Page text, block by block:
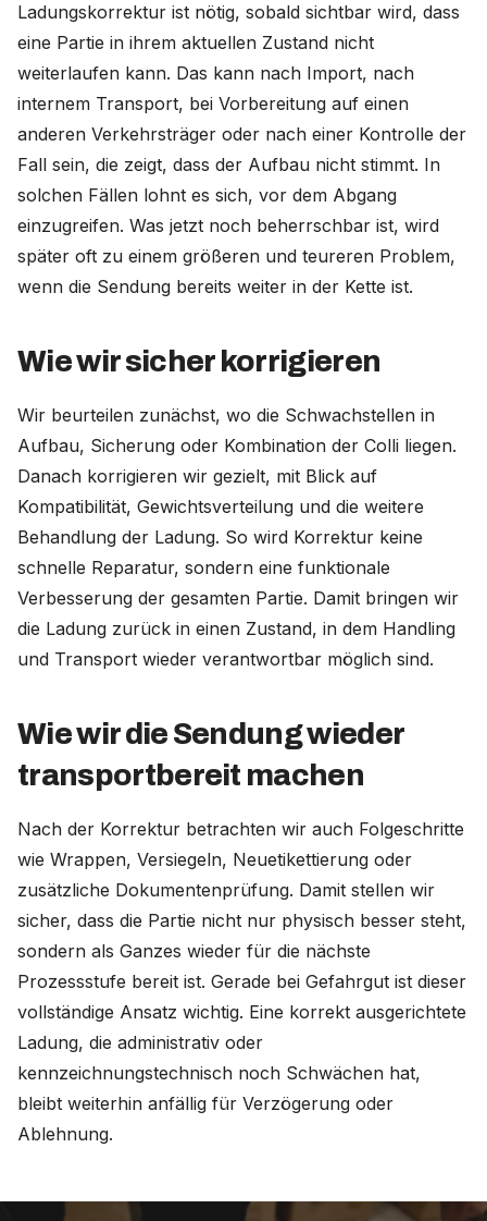
Ladungskorrektur ist nötig, sobald sichtbar wird, dass
eine Partie in ihrem aktuellen Zustand nicht
weiterlaufen kann. Das kann nach Import, nach
internem Transport, bei Vorbereitung auf einen
anderen Verkehrsträger oder nach einer Kontrolle der
Fall sein, die zeigt, dass der Aufbau nicht stimmt. In
solchen Fällen lohnt es sich, vor dem Abgang
einzugreifen. Was jetzt noch beherrschbar ist, wird
später oft zu einem größeren und teureren Problem,
wenn die Sendung bereits weiter in der Kette ist.
Wie wir sicher korrigieren
Wir beurteilen zunächst, wo die Schwachstellen in
Aufbau, Sicherung oder Kombination der Colli liegen.
Danach korrigieren wir gezielt, mit Blick auf
Kompatibilität, Gewichtsverteilung und die weitere
Behandlung der Ladung. So wird Korrektur keine
schnelle Reparatur, sondern eine funktionale
Verbesserung der gesamten Partie. Damit bringen wir
die Ladung zurück in einen Zustand, in dem Handling
und Transport wieder verantwortbar möglich sind.
Wie wir die Sendung wieder
transportbereit machen
Nach der Korrektur betrachten wir auch Folgeschritte
wie Wrappen, Versiegeln, Neuetikettierung oder
zusätzliche Dokumentenprüfung. Damit stellen wir
sicher, dass die Partie nicht nur physisch besser steht,
sondern als Ganzes wieder für die nächste
Prozessstufe bereit ist. Gerade bei Gefahrgut ist dieser
vollständige Ansatz wichtig. Eine korrekt ausgerichtete
Ladung, die administrativ oder
kennzeichnungstechnisch noch Schwächen hat,
bleibt weiterhin anfällig für Verzögerung oder
Ablehnung.